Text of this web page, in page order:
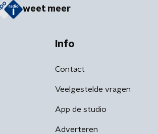
weet meer
Info
Contact
Veelgestelde vragen
App de studio
Adverteren